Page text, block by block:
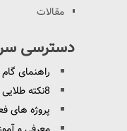
مقالات
دسترسی
راهنمای
8نکته طلایی
پروژه های